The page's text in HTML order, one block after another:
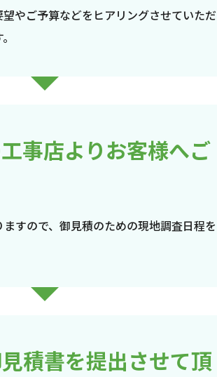
やご予算などをヒアリングさせていただ
事店よりお客様へご
すので、御見積のための現地調査日程を
積書を提出させて頂